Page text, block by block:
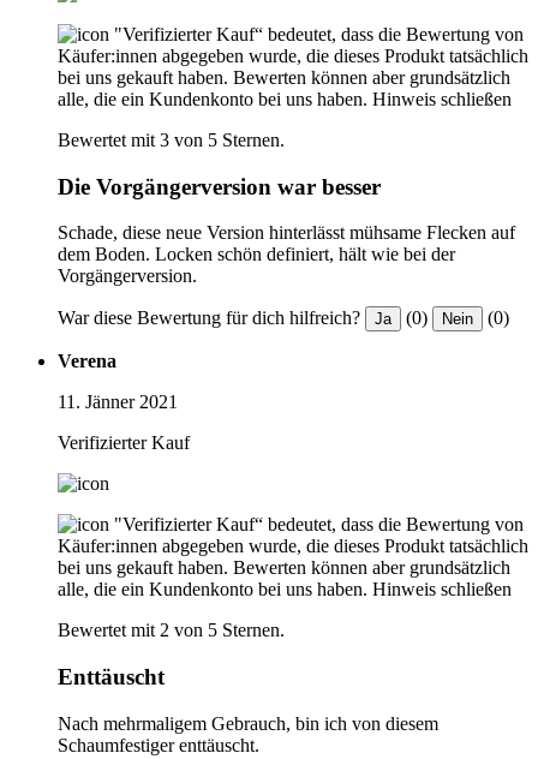
"Verifizierter Kauf“ bedeutet, dass die Bewertung von
Käufer:innen abgegeben wurde, die dieses Produkt tatsächlich
bei uns gekauft haben. Bewerten können aber grundsätzlich
alle, die ein Kundenkonto bei uns haben. Hinweis schließen
Bewertet mit 3 von 5 Sternen.
Die Vorgängerversion war besser
Schade, diese neue Version hinterlässt mühsame Flecken auf
dem Boden. Locken schön definiert, hält wie bei der
Vorgängerversion.
War diese Bewertung für dich hilfreich? Ja (0) Nein (0)
Verena
11. Jänner 2021
Verifizierter Kauf
"Verifizierter Kauf“ bedeutet, dass die Bewertung von
Käufer:innen abgegeben wurde, die dieses Produkt tatsächlich
bei uns gekauft haben. Bewerten können aber grundsätzlich
alle, die ein Kundenkonto bei uns haben. Hinweis schließen
Bewertet mit 2 von 5 Sternen.
Enttäuscht
Nach mehrmaligem Gebrauch, bin ich von diesem
Schaumfestiger enttäuscht.